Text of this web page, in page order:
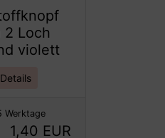
2 Loch
violett
Werktage
1,40 EUR